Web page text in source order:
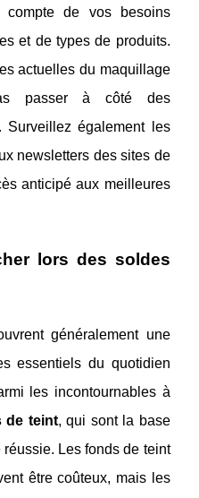
compte de vos besoins
et de types de produits.
actuelles du maquillage
passer à côté des
Surveillez également les
newsletters des sites de
anticipé aux meilleures
lors des soldes
généralement une
essentiels du quotidien
les incontournables à
de teint, qui sont la base
Les fonds de teint
être coûteux, mais les